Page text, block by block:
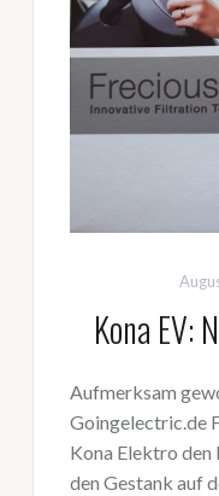
Kona EV:
Aufmerksam
Goingelectric.de
Kona Elektro den
den Gestank auf